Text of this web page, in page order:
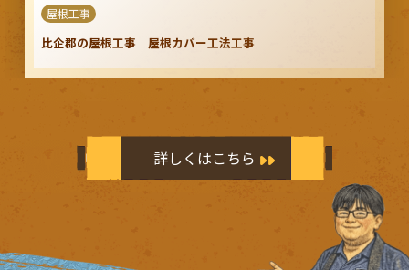
屋根工事
比企郡の屋根工事｜屋根カバー工法工事
詳しくはこちら